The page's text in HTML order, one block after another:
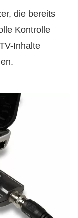
die bereits
Kontrolle
Inhalte